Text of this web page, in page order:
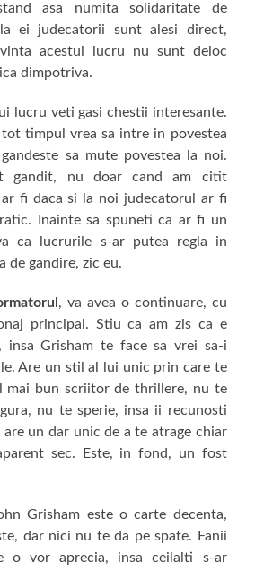
asa numita solidaritate de
ei judecatorii sunt alesi direct,
acestui lucru nu sunt deloc
dimpotriva.
lucru veti gasi chestii interesante.
timpul vrea sa intre in povestea
sa mute povestea la noi.
gandit, nu doar cand am citit
fi daca si la noi judecatorul ar fi
Inainte sa spuneti ca ar fi un
ca lucrurile s-ar putea regla in
de gandire, zic eu.
, va avea o continuare, cu
principal. Stiu ca am zis ca e
insa Grisham te face sa vrei sa-i
Are un stil al lui unic prin care te
mai bun scriitor de thrillere, nu te
nu te sperie, insa ii recunosti
un dar unic de a te atrage chiar
sec. Este, in fond, un fost
Grisham este o carte decenta,
dar nici nu te da pe spate. Fanii
o vor aprecia, insa ceilalti s-ar